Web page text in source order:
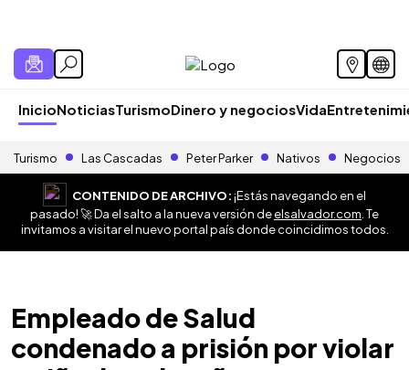
InicioNoticiasTurismoDinero y negociosVida
Turismo Las Cascadas Peter Parker Nativos Negocios
CONTENIDO DE ARCHIVO:¡Estás navegando en el
pasado! 🚀 Da el salto a la nueva versión deelsalvador.com . Te
invitamos a visitar el nuevo portal país donde coincidimos todos.
Empleado de Salud
condenado a prisión por violar